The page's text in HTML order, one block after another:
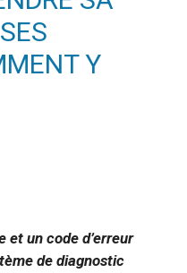
Y
et un code d’erreur
de diagnostic